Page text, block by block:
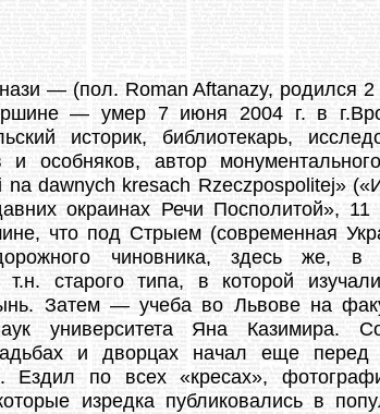
— (пол. Roman Aftanazy, родился 2
— умер 7 июня 2004 г. в
историк, библиотекарь,
и особняков, автор
na dawnych kresach Rzeczpospolitej»
окраинах Речи Посполитой», 11
что под Стрыем (современная
чиновника, здесь же, в
т.н. старого типа, в которой
Затем — учеба во Львове на
университета Яна Казимира.
и дворцах начал еще перед
Ездил по всех «кресах»,
изредка публиковались в